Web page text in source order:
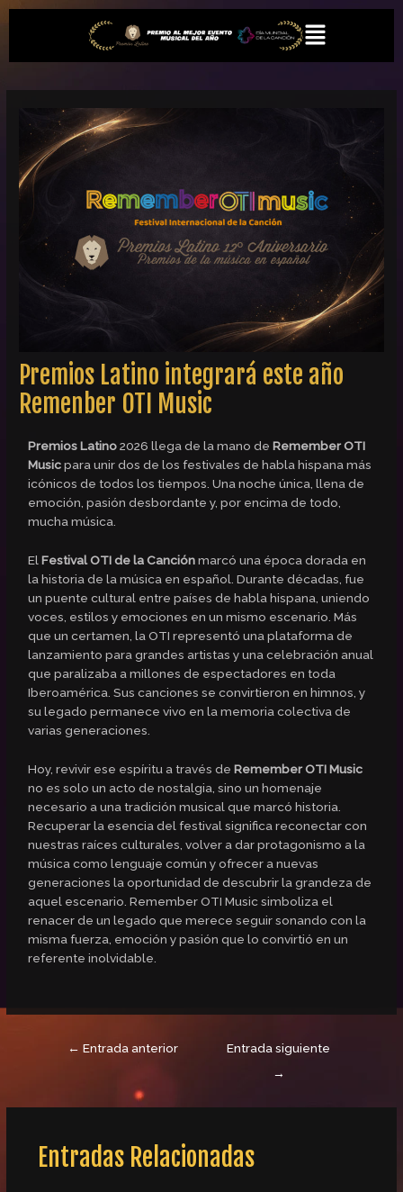
Menú
Premios Latino integrará este año
Remenber OTI Music
Premios Latino2026 llega de la mano deRemember OTI
Musicpara unir dos de los festivales de habla hispana más
icónicos de todos los tiempos. Una noche única, llena de
emoción, pasión desbordante y, por encima de todo,
mucha música.
ElFestival OTI de la Canciónmarcó una época dorada en
la historia de la música en español. Durante décadas, fue
un puente cultural entre países de habla hispana, uniendo
voces, estilos y emociones en un mismo escenario. Más
que un certamen, la OTI representó una plataforma de
lanzamiento para grandes artistas y una celebración anual
que paralizaba a millones de espectadores en toda
Iberoamérica. Sus canciones se convirtieron en himnos, y
su legado permanece vivo en la memoria colectiva de
varias generaciones.
Hoy, revivir ese espíritu a través deRemember OTI Music
no es solo un acto de nostalgia, sino un homenaje
necesario a una tradición musical que marcó historia.
Recuperar la esencia del festival significa reconectar con
nuestras raíces culturales, volver a dar protagonismo a la
música como lenguaje común y ofrecer a nuevas
generaciones la oportunidad de descubrir la grandeza de
aquel escenario. Remember OTI Music simboliza el
renacer de un legado que merece seguir sonando con la
misma fuerza, emoción y pasión que lo convirtió en un
referente inolvidable.
Navegación
entradas
← Entrada anterior
Entrada siguiente
→
Entradas Relacionadas